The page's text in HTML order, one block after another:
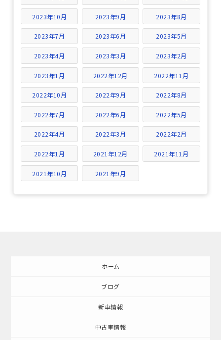
2023年10月 2023年9月 2023年8月
2023年7月 2023年6月 2023年5月
2023年4月 2023年3月 2023年2月
2023年1月 2022年12月 2022年11月
2022年10月 2022年9月 2022年8月
2022年7月 2022年6月 2022年5月
2022年4月 2022年3月 2022年2月
2022年1月 2021年12月 2021年11月
2021年10月 2021年9月
ホーム
ブログ
新車情報
中古車情報